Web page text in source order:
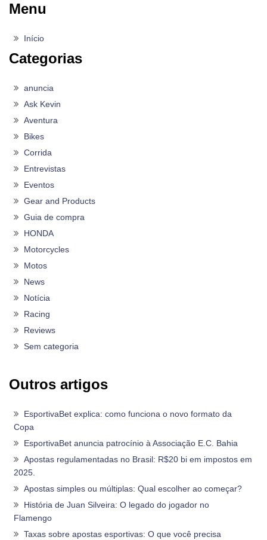
Menu
Início
Categorias
anuncia
Ask Kevin
Aventura
Bikes
Corrida
Entrevistas
Eventos
Gear and Products
Guia de compra
HONDA
Motorcycles
Motos
News
Notícia
Racing
Reviews
Sem categoria
Outros artigos
EsportivaBet explica: como funciona o novo formato da
Copa
EsportivaBet anuncia patrocínio à Associação E.C. Bahia
Apostas regulamentadas no Brasil: R$20 bi em impostos em
2025.
Apostas simples ou múltiplas: Qual escolher ao começar?
História de Juan Silveira: O legado do jogador no
Flamengo
Taxas sobre apostas esportivas: O que você precisa